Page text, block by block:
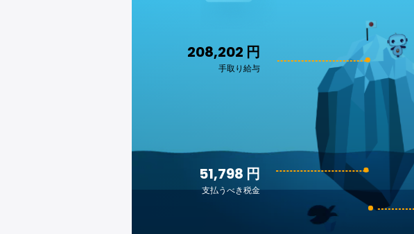
208,202 円
手取り給与
51,798 円
支払うべき税金